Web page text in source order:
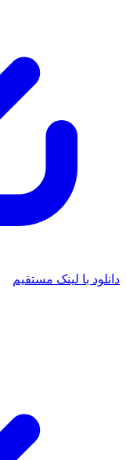
با لینک مستقیم